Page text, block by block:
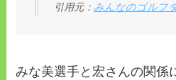
引用元： みんなのゴルフ
みな美選手と宏さんの関係